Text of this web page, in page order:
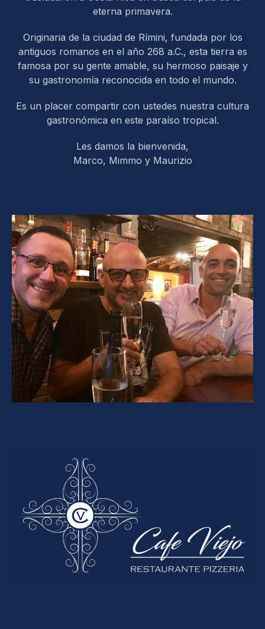
eterna primavera.
Originaria de la ciudad de Rímini, fundada por los
antiguos romanos en el año 268 a.C., esta tierra es
famosa por su gente amable, su hermoso paisaje y
su gastronomía reconocida en todo el mundo.
Es un placer compartir con ustedes nuestra cultura
gastronómica en este paraíso tropical.
Les damos la bienvenida,
Marco, Mimmo y Maurizio